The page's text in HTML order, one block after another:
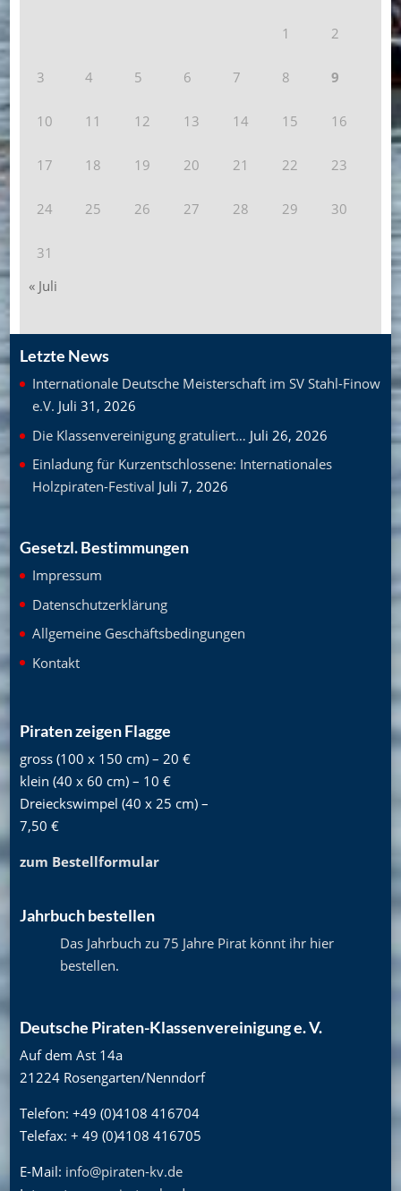
1 2
3 4 5 6 7 8 9
10 11 12 13 14 15 16
17 18 19 20 21 22 23
24 25 26 27 28 29 30
31
« Juli
Letzte News
Internationale Deutsche Meisterschaft im SV Stahl-Finow
e.V. Juli 31, 2026
Die Klassenvereinigung gratuliert… Juli 26, 2026
Einladung für Kurzentschlossene: Internationales
Holzpiraten-Festival Juli 7, 2026
Gesetzl. Bestimmungen
Impressum
Datenschutzerklärung
Allgemeine Geschäftsbedingungen
Kontakt
Piraten zeigen Flagge
gross (100 x 150 cm) – 20 €
klein (40 x 60 cm) – 10 €
Dreieckswimpel (40 x 25 cm) –
7,50 €
zum Bestellformular
Jahrbuch bestellen
Das Jahrbuch zu 75 Jahre Pirat könnt ihr hier
bestellen.
Deutsche Piraten-Klassenvereinigung e. V.
Auf dem Ast 14a
21224 Rosengarten/Nenndorf
Telefon: +49 (0)4108 416704
Telefax: + 49 (0)4108 416705
E-Mail: info@piraten-kv.de